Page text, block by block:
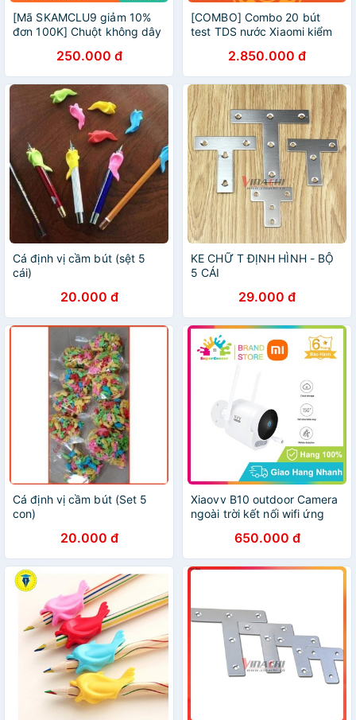
[Mã SKAMCLU9 giảm 10%
đơn 100K] Chuột không dây
250.000 đ
[COMBO] Combo 20 bút
test TDS nước Xiaomi kiểm
Minh Tín Shop
2.850.000 đ
Cá định vị cầm bút (sệt 5
cái)
20.000 đ
KE CHỮ T ĐỊNH HÌNH - BỘ
5 CÁI
29.000 đ
Cá định vị cầm bút (Set 5
con)
20.000 đ
Xiaovv B10 outdoor Camera
ngoài trời kết nối wifi ứng
nước 6 tháng Bảo hành
650.000 đ